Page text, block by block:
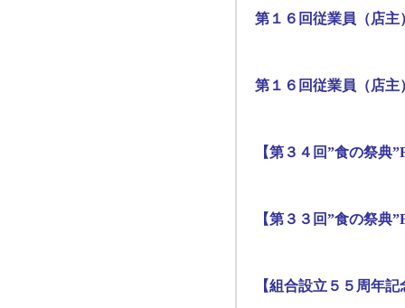
第１６回従業員（店
第１６回従業員（店
【第３４回”食の祭典
【第３３回”食の祭典
【組合設立５５周年